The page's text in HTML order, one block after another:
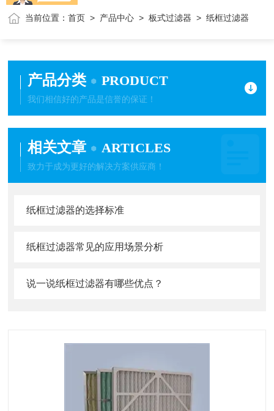
当前位置：首页 > 产品中心 >板式过滤器 > 纸框过滤器
产品分类 PRODUCT
我们相信好的产品是信誉的保证！
相关文章 ARTICLES
致力于成为更好的解决方案供应商！
纸框过滤器的选择标准
纸框过滤器常见的应用场景分析
说一说纸框过滤器有哪些优点？